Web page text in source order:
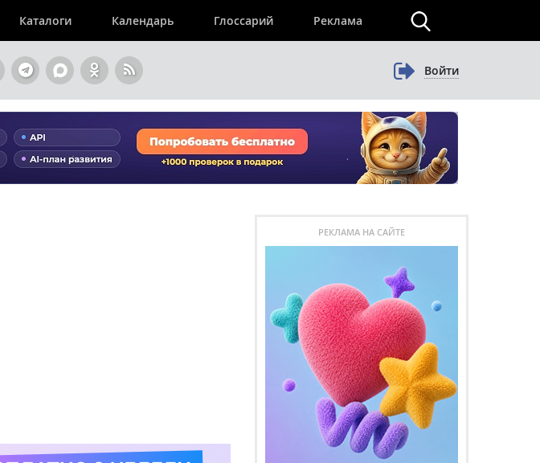
Каталоги Календарь Глоссарий Реклама
Войти
РЕКЛАМА НА САЙТЕ